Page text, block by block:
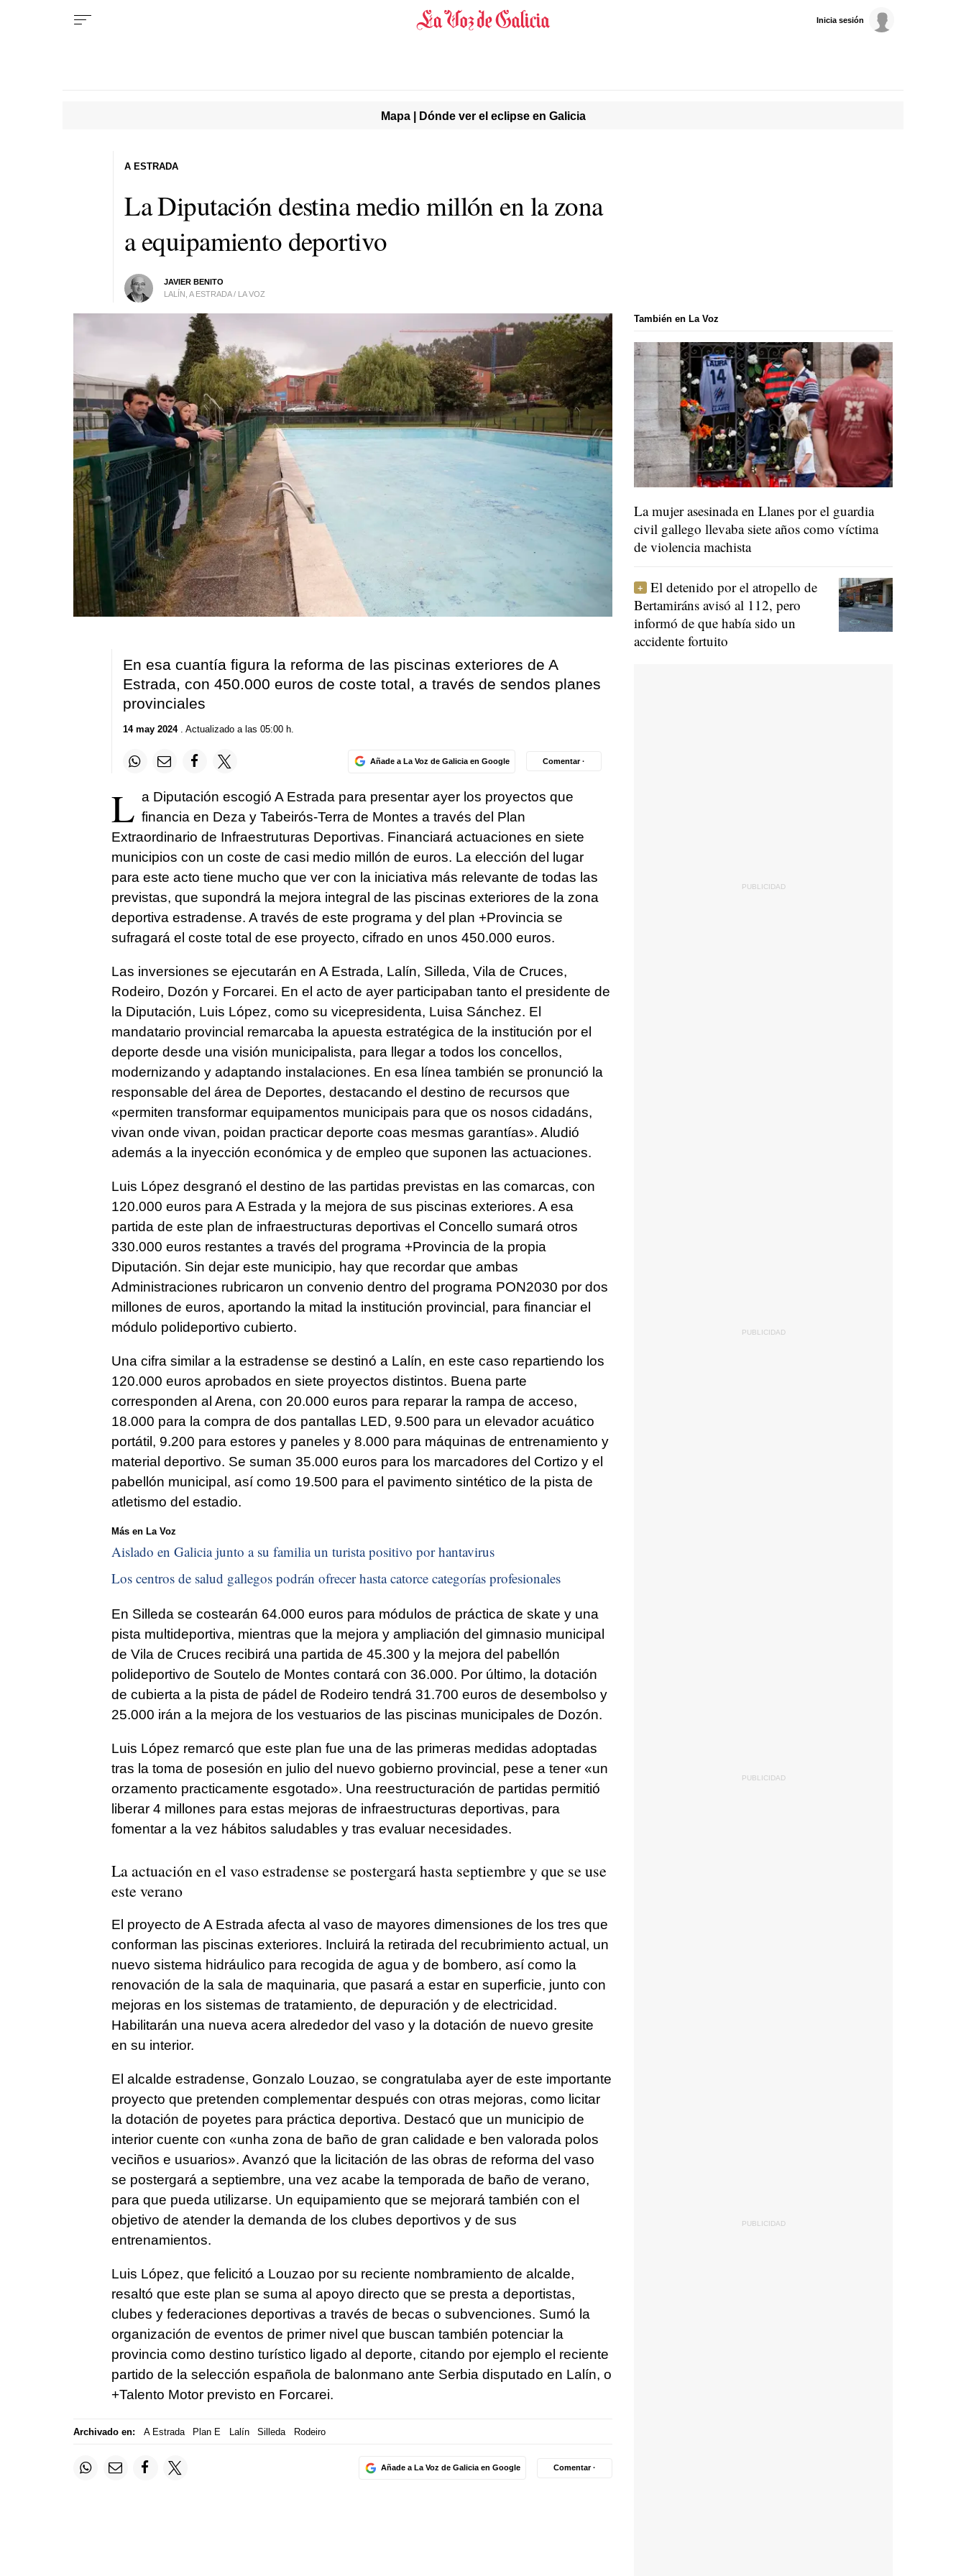
Inicia sesión
Mapa | Dónde ver el eclipse en Galicia
La Diputación destina medio millón en la zona
a equipamiento deportivo
JAVIER BENITO
LALÍN, A ESTRADA / LA VOZ
A ESTRADA
En esa cuantía figura la reforma de las piscinas exteriores de A
Estrada, con 450.000 euros de coste total, a través de sendos planes
provinciales
14 may 2024. Actualizado a las 05:00 h.
Añade a La Voz de Galicia en Google Comentar ·
L a Diputación escogió A Estrada para presentar ayer los proyectos que
financia en Deza y Tabeirós-Terra de Montes a través del Plan
Extraordinario de Infraestruturas Deportivas. Financiará actuaciones en siete
municipios con un coste de casi medio millón de euros. La elección del lugar
para este acto tiene mucho que ver con la iniciativa más relevante de todas las
previstas, que supondrá la mejora integral de las piscinas exteriores de la zona
deportiva estradense. A través de este programa y del plan +Provincia se
sufragará el coste total de ese proyecto, cifrado en unos 450.000 euros.
Las inversiones se ejecutarán en A Estrada, Lalín, Silleda, Vila de Cruces,
Rodeiro, Dozón y Forcarei. En el acto de ayer participaban tanto el presidente de
la Diputación, Luis López, como su vicepresidenta, Luisa Sánchez. El
mandatario provincial remarcaba la apuesta estratégica de la institución por el
deporte desde una visión municipalista, para llegar a todos los concellos,
modernizando y adaptando instalaciones. En esa línea también se pronunció la
responsable del área de Deportes, destacando el destino de recursos que
«permiten transformar equipamentos municipais para que os nosos cidadáns,
vivan onde vivan, poidan practicar deporte coas mesmas garantías». Aludió
además a la inyección económica y de empleo que suponen las actuaciones.
Luis López desgranó el destino de las partidas previstas en las comarcas, con
120.000 euros para A Estrada y la mejora de sus piscinas exteriores. A esa
partida de este plan de infraestructuras deportivas el Concello sumará otros
330.000 euros restantes a través del programa +Provincia de la propia
Diputación. Sin dejar este municipio, hay que recordar que ambas
Administraciones rubricaron un convenio dentro del programa PON2030 por dos
millones de euros, aportando la mitad la institución provincial, para financiar el
módulo polideportivo cubierto.
Una cifra similar a la estradense se destinó a Lalín, en este caso repartiendo los
120.000 euros aprobados en siete proyectos distintos. Buena parte
corresponden al Arena, con 20.000 euros para reparar la rampa de acceso,
18.000 para la compra de dos pantallas LED, 9.500 para un elevador acuático
portátil, 9.200 para estores y paneles y 8.000 para máquinas de entrenamiento y
material deportivo. Se suman 35.000 euros para los marcadores del Cortizo y el
pabellón municipal, así como 19.500 para el pavimento sintético de la pista de
atletismo del estadio.
Más en La Voz
Aislado en Galicia junto a su familia un turista positivo por hantavirus
Los centros de salud gallegos podrán ofrecer hasta catorce categorías profesionales
En Silleda se costearán 64.000 euros para módulos de práctica de skate y una
pista multideportiva, mientras que la mejora y ampliación del gimnasio municipal
de Vila de Cruces recibirá una partida de 45.300 y la mejora del pabellón
polideportivo de Soutelo de Montes contará con 36.000. Por último, la dotación
de cubierta a la pista de pádel de Rodeiro tendrá 31.700 euros de desembolso y
25.000 irán a la mejora de los vestuarios de las piscinas municipales de Dozón.
Luis López remarcó que este plan fue una de las primeras medidas adoptadas
tras la toma de posesión en julio del nuevo gobierno provincial, pese a tener «un
orzamento practicamente esgotado». Una reestructuración de partidas permitió
liberar 4 millones para estas mejoras de infraestructuras deportivas, para
fomentar a la vez hábitos saludables y tras evaluar necesidades.
La actuación en el vaso estradense se postergará hasta septiembre y que se use
este verano
El proyecto de A Estrada afecta al vaso de mayores dimensiones de los tres que
conforman las piscinas exteriores. Incluirá la retirada del recubrimiento actual, un
nuevo sistema hidráulico para recogida de agua y de bombero, así como la
renovación de la sala de maquinaria, que pasará a estar en superficie, junto con
mejoras en los sistemas de tratamiento, de depuración y de electricidad.
Habilitarán una nueva acera alrededor del vaso y la dotación de nuevo gresite
en su interior.
El alcalde estradense, Gonzalo Louzao, se congratulaba ayer de este importante
proyecto que pretenden complementar después con otras mejoras, como licitar
la dotación de poyetes para práctica deportiva. Destacó que un municipio de
interior cuente con «unha zona de baño de gran calidade e ben valorada polos
veciños e usuarios». Avanzó que la licitación de las obras de reforma del vaso
se postergará a septiembre, una vez acabe la temporada de baño de verano,
para que pueda utilizarse. Un equipamiento que se mejorará también con el
objetivo de atender la demanda de los clubes deportivos y de sus
entrenamientos.
Luis López, que felicitó a Louzao por su reciente nombramiento de alcalde,
resaltó que este plan se suma al apoyo directo que se presta a deportistas,
clubes y federaciones deportivas a través de becas o subvenciones. Sumó la
organización de eventos de primer nivel que buscan también potenciar la
provincia como destino turístico ligado al deporte, citando por ejemplo el reciente
partido de la selección española de balonmano ante Serbia disputado en Lalín, o
+Talento Motor previsto en Forcarei.
Archivado en: A Estrada Plan E Lalín Silleda Rodeiro
Añade a La Voz de Galicia en Google Comentar ·
También en La Voz
La mujer asesinada en Llanes por el guardia
civil gallego llevaba siete años como víctima
de violencia machista
El detenido por el atropello de
Bertamiráns avisó al 112, pero
informó de que había sido un
accidente fortuito